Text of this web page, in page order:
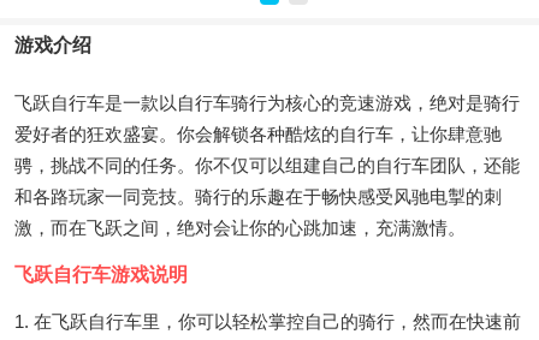
游戏介绍
飞跃自行车是一款以自行车骑行为核心的竞速游戏，绝对是骑行
爱好者的狂欢盛宴。你会解锁各种酷炫的自行车，让你肆意驰
骋，挑战不同的任务。你不仅可以组建自己的自行车团队，还能
和各路玩家一同竞技。骑行的乐趣在于畅快感受风驰电掣的刺
激，而在飞跃之间，绝对会让你的心跳加速，充满激情。
飞跃自行车游戏说明
1. 在飞跃自行车里，你可以轻松掌控自己的骑行，然而在快速前